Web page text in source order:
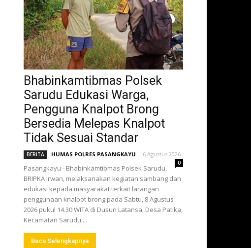
Bhabinkamtibmas Polsek
Sarudu Edukasi Warga,
Pengguna Knalpot Brong
Bersedia Melepas Knalpot
Tidak Sesuai Standar
BERITA HUMAS POLRES PASANGKAYU - 6 Agustus 2026
0
Pasangkayu - Bhabinkamtibmas Polsek Sarudu,
BRIPKA Irwan, melaksanakan kegiatan sambang dan
edukasi kepada masyarakat terkait larangan
penggunaan knalpot brong pada Sabtu, 8 Agustus
2026 pukul 14.30 WITA di Dusun Latansa, Desa Patika,
Kecamatan Sarudu,...
Baca Selengkapnya